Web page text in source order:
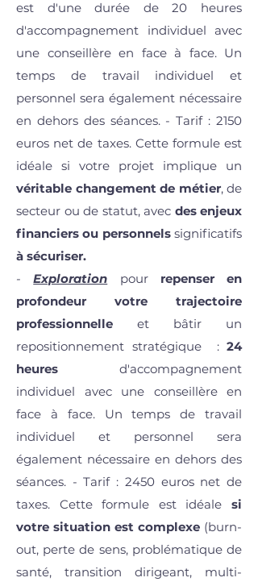
est d'une durée de 20 heures
d'accompagnement individuel avec
une conseillère en face à face. Un
temps de travail individuel et
personnel sera également nécessaire
en dehors des séances. - Tarif : 2150
euros net de taxes. Cette formule est
idéale si votre projet implique un
véritable changement de métier, de
secteur ou de statut, avec des enjeux
financiers ou personnelssignificatifs
à sécuriser.
-Exploration pour repenser en
profondeur votre trajectoire
professionnelle et bâtir un
repositionnement stratégique : 24
heures d'accompagnement
individuel avec une conseillère en
face à face. Un temps de travail
individuel et personnel sera
également nécessaire en dehors des
séances. - Tarif : 2450 euros net de
taxes. Cette formule est idéale si
votre situation est complexe (burn-
out, perte de sens, problématique de
santé, transition dirigeant, multi-